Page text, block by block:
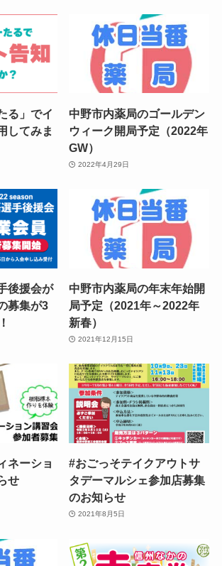
る」でイ
してみま
中野市内薬局のゴールデン
ウィーク開局予定（2022年
GW）
2022年4月29日
後援会が
募集が3
中野市内薬局の年末年始開
局予定（2021年～2022年
新春）
2021年12月15日
ネーショ
せ
#おごっそテイクアウトサ
タデーマルシェ参加店募集
のお知らせ
2021年8月5日